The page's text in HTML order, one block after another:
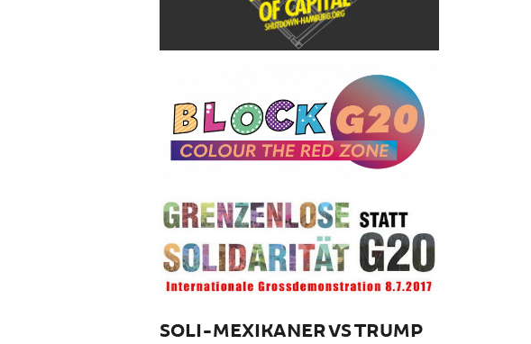
SOLI-MEXIKANER VS TRUMP